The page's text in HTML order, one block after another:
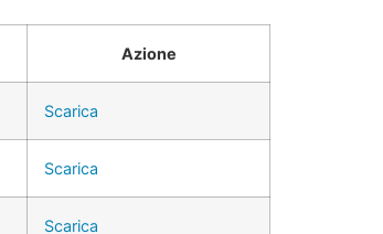
Azione
Scarica
Scarica
Scarica